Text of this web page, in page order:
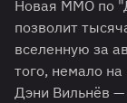
Новая ММО по
позволит
вселенную за
того, немало
Дэни Вильнёв